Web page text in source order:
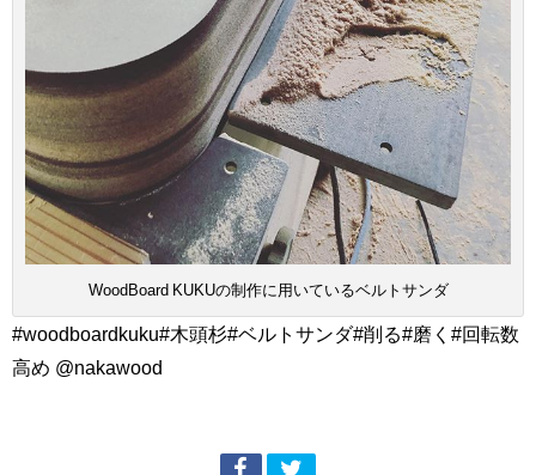
WoodBoard KUKUの制作に用いているベルトサンダ
#woodboardkuku#木頭杉#ベルトサンダ#削る#磨く#回転数
高め @nakawood